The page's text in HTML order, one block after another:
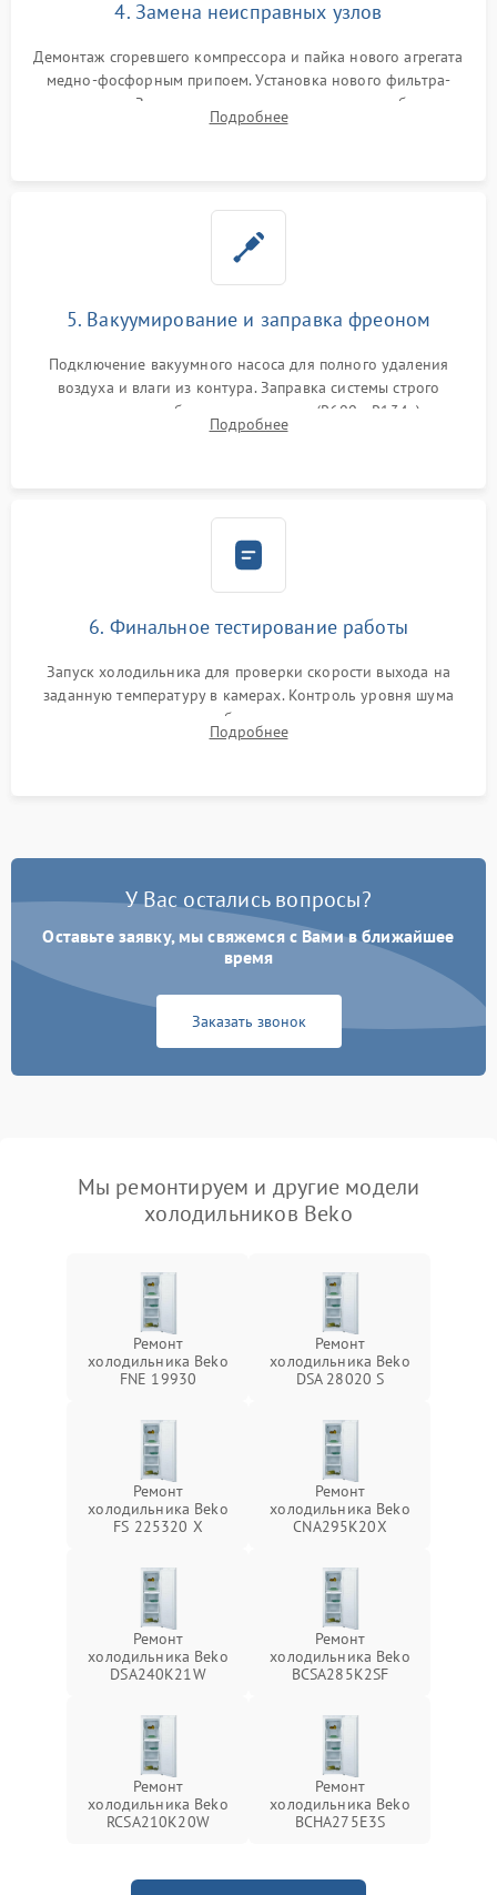
4. Замена неисправных узлов
Демонтаж сгоревшего компрессора и пайка нового агрегата
медно-фосфорным припоем. Установка нового фильтра-
осушителя. Замена изношенных вентиляторов обдува,
сломанных заслонок или поврежденных дверных петель.
Подробнее
5. Вакуумирование и заправка фреоном
Подключение вакуумного насоса для полного удаления
воздуха и влаги из контура. Заправка системы строго
дозированным объемом хладагента (R600a, R134a) по
электронным весам. Контроль рабочего давления в системе.
Подробнее
6. Финальное тестирование работы
Запуск холодильника для проверки скорости выхода на
заданную температуру в камерах. Контроль уровня шума
компрессора, отсутствия обмерзания стенок и корректного
срабатывания системы автоматической оттайки.
Подробнее
У Вас остались вопросы?
Оставьте заявку, мы свяжемся с Вами в ближайшее
время
Заказать звонок
Мы ремонтируем и другие модели
холодильников Beko
Ремонт
холодильника Beko
FNE 19930
Ремонт
холодильника Beko
DSA 28020 S
Ремонт
холодильника Beko
FS 225320 X
Ремонт
холодильника Beko
CNA295K20X
Ремонт
холодильника Beko
DSA240K21W
Ремонт
холодильника Beko
BCSA285K2SF
Ремонт
холодильника Beko
RCSA210K20W
Ремонт
холодильника Beko
BCHA275E3S